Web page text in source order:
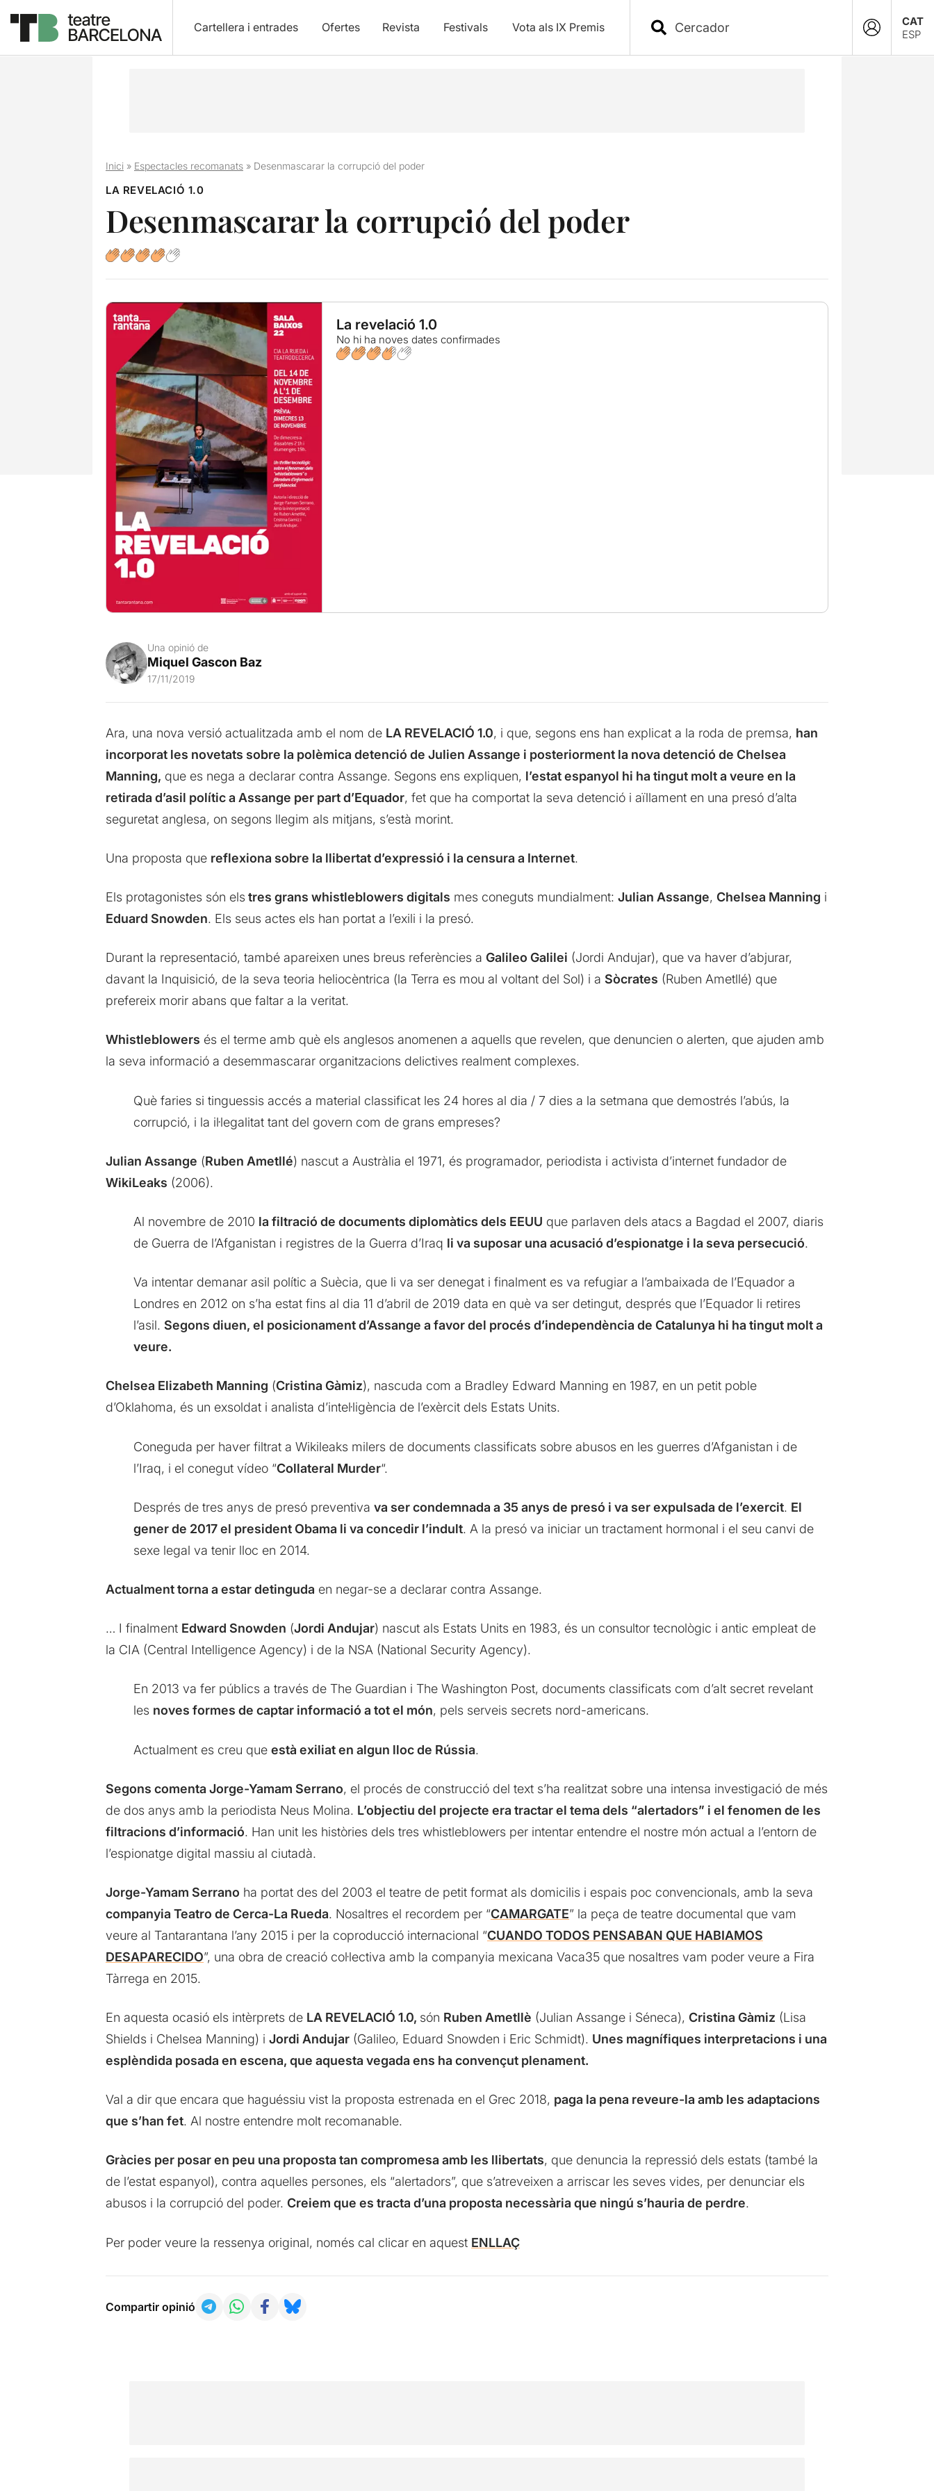
Cartellera i entrades Ofertes Revista Festivals Vota als IX Premis
CAT
ESP
Inici» Espectacles recomanats» Desenmascarar la corrupció del poder
LA REVELACIÓ 1.0
Desenmascarar la corrupció del poder
La revelació 1.0
No hi ha noves dates confirmades
Una opinió de
Miquel Gascon Baz
17/11/2019
Ara, una nova versió actualitzada amb el nom de LA REVELACIÓ 1.0, i que, segons ens han explicat a la roda de premsa, han
incorporat les novetats sobre la polèmica detenció de Julien Assange i posteriorment la nova detenció de Chelsea
Manning, que es nega a declarar contra Assange. Segons ens expliquen, l’estat espanyol hi ha tingut molt a veure en la
retirada d’asil polític a Assange per part d’Equador, fet que ha comportat la seva detenció i aïllament en una presó d’alta
seguretat anglesa, on segons llegim als mitjans, s’està morint.
Una proposta que reflexiona sobre la llibertat d’expressió i la censura a Internet.
Els protagonistes són elstres grans whistleblowers digitals mes coneguts mundialment: Julian Assange, Chelsea Manning i
Eduard Snowden. Els seus actes els han portat a l’exili i la presó.
Durant la representació, també apareixen unes breus referències a Galileo Galilei (Jordi Andujar), que va haver d’abjurar,
davant la Inquisició, de la seva teoria heliocèntrica (la Terra es mou al voltant del Sol) i a Sòcrates (Ruben Ametllé) que
prefereix morir abans que faltar a la veritat.
Whistleblowers és el terme amb què els anglesos anomenen a aquells que revelen, que denuncien o alerten, que ajuden amb
la seva informació a desemmascarar organitzacions delictives realment complexes.
Què faries si tinguessis accés a material classificat les 24 hores al dia / 7 dies a la setmana que demostrés l’abús, la
corrupció, i la il·legalitat tant del govern com de grans empreses?
Julian Assange (Ruben Ametllé) nascut a Austràlia el 1971, és programador, periodista i activista d’internet fundador de
WikiLeaks (2006).
Al novembre de 2010 la filtració de documents diplomàtics dels EEUU que parlaven dels atacs a Bagdad el 2007, diaris
de Guerra de l’Afganistan i registres de la Guerra d’Iraq li va suposar una acusació d’espionatge i la seva persecució.
Va intentar demanar asil polític a Suècia, que li va ser denegat i finalment es va refugiar a l’ambaixada de l’Equador a
Londres en 2012 on s’ha estat fins al dia 11 d’abril de 2019 data en què va ser detingut, després que l’Equador li retires
l’asil. Segons diuen, el posicionament d’Assange a favor del procés d’independència de Catalunya hi ha tingut molt a
veure.
Chelsea Elizabeth Manning (Cristina Gàmiz), nascuda com a Bradley Edward Manning en 1987, en un petit poble
d’Oklahoma, és un exsoldat i analista d’intel·ligència de l’exèrcit dels Estats Units.
Coneguda per haver filtrat a Wikileaks milers de documents classificats sobre abusos en les guerres d’Afganistan i de
l’Iraq, i el conegut vídeo “Collateral Murder“.
Després de tres anys de presó preventiva va ser condemnada a 35 anys de presó i va ser expulsada de l’exercit. El
gener de 2017 el president Obama li va concedir l’indult. A la presó va iniciar un tractament hormonal i el seu canvi de
sexe legal va tenir lloc en 2014.
Actualment torna a estar detinguda en negar-se a declarar contra Assange.
… I finalment Edward Snowden (Jordi Andujar) nascut als Estats Units en 1983, és un consultor tecnològic i antic empleat de
la CIA (Central Intelligence Agency) i de la NSA (National Security Agency).
En 2013 va fer públics a través de The Guardian i The Washington Post, documents classificats com d’alt secret revelant
les noves formes de captar informació a tot el món, pels serveis secrets nord-americans.
Actualment es creu que està exiliat en algun lloc de Rússia.
Segons comenta Jorge-Yamam Serrano, el procés de construcció del text s’ha realitzat sobre una intensa investigació de més
de dos anys amb la periodista Neus Molina. L’objectiu del projecte era tractar el tema dels “alertadors” i el fenomen de les
filtracions d’informació. Han unit les històries dels tres whistleblowers per intentar entendre el nostre món actual a l’entorn de
l’espionatge digital massiu al ciutadà.
Jorge-Yamam Serrano ha portat des del 2003 el teatre de petit format als domicilis i espais poc convencionals, amb la seva
companyia Teatro de Cerca-La Rueda. Nosaltres el recordem per “CAMARGATE” la peça de teatre documental que vam
veure al Tantarantana l’any 2015 i per la coproducció internacional “CUANDO TODOS PENSABAN QUE HABIAMOS
DESAPARECIDO”, una obra de creació col·lectiva amb la companyia mexicana Vaca35 que nosaltres vam poder veure a Fira
Tàrrega en 2015.
En aquesta ocasió els intèrprets de LA REVELACIÓ 1.0, són Ruben Ametllè (Julian Assange i Séneca), Cristina Gàmiz (Lisa
Shields i Chelsea Manning) i Jordi Andujar(Galileo, Eduard Snowden i Eric Schmidt). Unes magnífiques interpretacions i una
esplèndida posada en escena, que aquesta vegada ens ha convençut plenament.
Val a dir que encara que haguéssiu vist la proposta estrenada en el Grec 2018, paga la pena reveure-la amb les adaptacions
que s’han fet. Al nostre entendre molt recomanable.
Gràcies per posar en peu una proposta tan compromesa amb les llibertats, que denuncia la repressió dels estats (també la
de l’estat espanyol), contra aquelles persones, els “alertadors”, que s’atreveixen a arriscar les seves vides, per denunciar els
abusos i la corrupció del poder. Creiem que es tracta d’una proposta necessària que ningú s’hauria de perdre.
Per poder veure la ressenya original, només cal clicar en aquest ENLLAÇ
Compartir opinió